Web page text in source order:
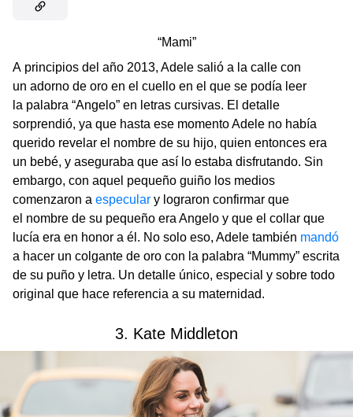
“Mami”
A principios del año 2013, Adele salió a la calle con
un adorno de oro en el cuello en el que se podía leer
la palabra “Angelo” en letras cursivas. El detalle
sorprendió, ya que hasta ese momento Adele no había
querido revelar el nombre de su hijo, quien entonces era
un bebé, y aseguraba que así lo estaba disfrutando. Sin
embargo, con aquel pequeño guiño los medios
comenzaron a especular y lograron confirmar que
el nombre de su pequeño era Angelo y que el collar que
lucía era en honor a él. No solo eso, Adele también mandó
a hacer un colgante de oro con la palabra “Mummy” escrita
de su puño y letra. Un detalle único, especial y sobre todo
original que hace referencia a su maternidad.
3. Kate Middleton